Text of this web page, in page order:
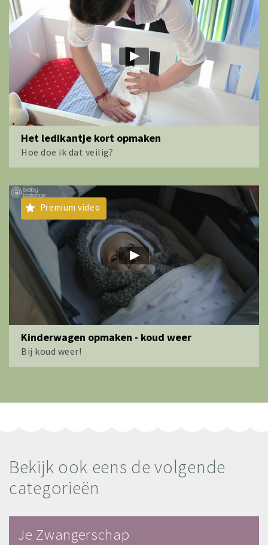
Het ledikantje kort opmaken
Hoe doe ik dat veilig?
Premium video
Kinderwagen opmaken - koud weer
Bij koud weer!
Bekijk ook eens de volgende
categorieën
Je Zwangerschap